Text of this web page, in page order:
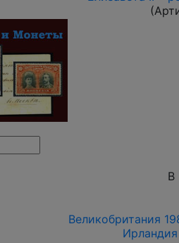
В
Великобритания